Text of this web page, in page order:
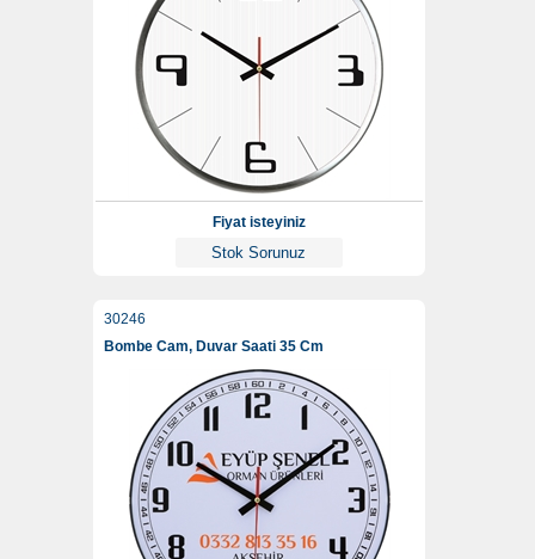
Fiyat isteyiniz
Stok Sorunuz
30246
Bombe Cam, Duvar Saati 35 Cm